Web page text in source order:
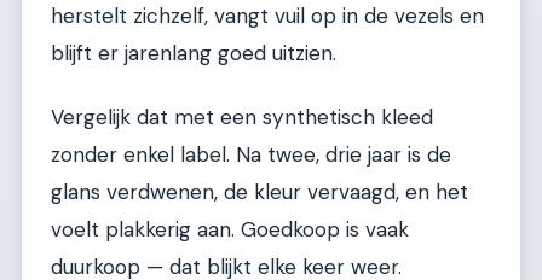
herstelt zichzelf, vangt vuil op in de vezels en
blijft er jarenlang goed uitzien.
Vergelijk dat met een synthetisch kleed
zonder enkel label. Na twee, drie jaar is de
glans verdwenen, de kleur vervaagd, en het
voelt plakkerig aan. Goedkoop is vaak
duurkoop — dat blijkt elke keer weer.